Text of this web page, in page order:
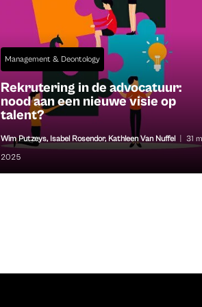
Management & Deontology
Rekrutering in de advocatuur:
nood aan een nieuwe visie op
talent?
Wim Putzeys, Isabel Rosendor, Kathleen Van Nuffel 31
2025